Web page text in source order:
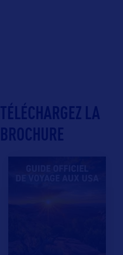
TÉLÉCHARGEZ LA
BROCHURE